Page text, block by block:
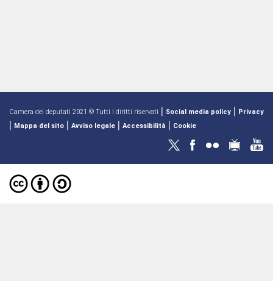
Camera dei deputati 2021 © Tutti i diritti riservati | Social media policy | Privacy
| Mappa del sito | Avviso legale | Accessibilità | Cookie